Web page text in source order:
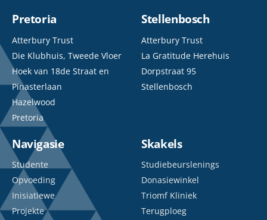
Pretoria
Atterbury Trust
Die Klubhuis, Tweede Vloer
Hoek van 18de Straat en
Pinasterlaan
Hazelwood
Pretoria
Stellenbosch
Atterbury Trust
La Gratitude Herehuis
Dorpstraat 95
Stellenbosch
Navigasie
Studente
Opvoeding
Inisiatiewe
Projekte
Skakels
Studiebeurslenings
Donasiewinkel
Triomf Kliniek
Terugploeg